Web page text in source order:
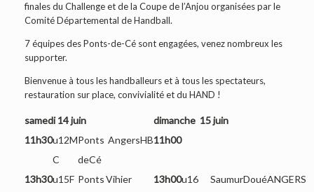
finales du Challenge et de la Coupe de l’Anjou organisées par le
Comité Départemental de Handball.
7 équipes des Ponts-de-Cé sont engagées, venez nombreux les
supporter.
Bienvenue à tous les handballeurs et à tous les spectateurs,
restauration sur place, convivialité et du HAND !
samedi 14 juin
dimanche 15 juin
11h30u12M
C
Ponts
deCé
AngersHB11h00
13h30u15F PontsVihier 13h00u16
SaumurDouéANGERS